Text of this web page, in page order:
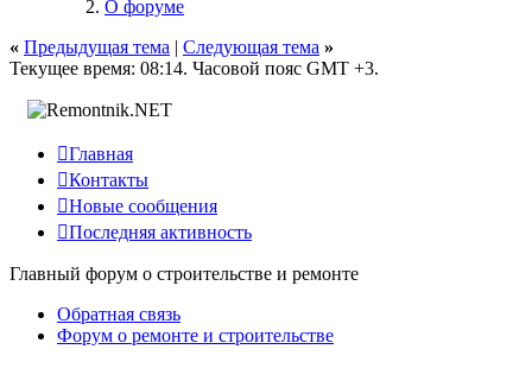
О форуме
« Предыдущая тема | Следующая тема »
Текущее время: 08:14. Часовой пояс GMT +3.
Главная
Контакты
Новые сообщения
Последняя активность
Главный форум о строительстве и ремонте
Обратная связь
Форум о ремонте и строительстве